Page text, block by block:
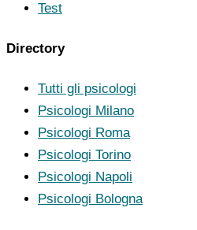
Test
Directory
Tutti gli psicologi
Psicologi Milano
Psicologi Roma
Psicologi Torino
Psicologi Napoli
Psicologi Bologna